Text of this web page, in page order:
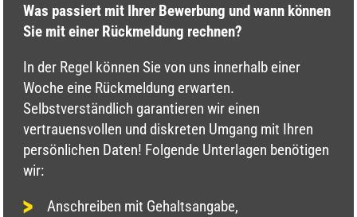
Was passiert mit Ihrer Bewerbung und wann können
Sie mit einer Rückmeldung rechnen?
In der Regel können Sie von uns innerhalb einer
Woche eine Rückmeldung erwarten.
Selbstverständlich garantieren wir einen
vertrauensvollen und diskreten Umgang mit Ihren
persönlichen Daten! Folgende Unterlagen benötigen
wir:
Anschreiben mit Gehaltsangabe,